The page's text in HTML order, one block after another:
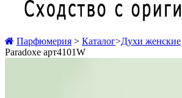
Парфюмерия > Каталог>Духи женские
Paradoxe арт4101W